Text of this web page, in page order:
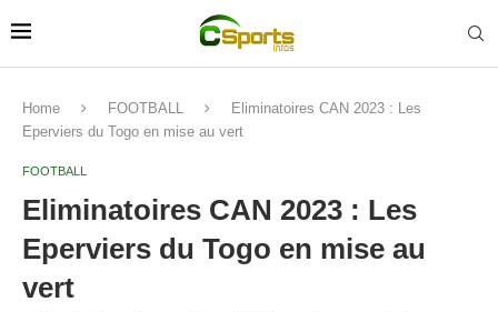
Home FOOTBALL
Eliminatoires CAN 2023 : Les
Eperviers du Togo en mise au vert
FOOTBALL
Eliminatoires CAN 2023 : Les
Eperviers du Togo en mise au
vert